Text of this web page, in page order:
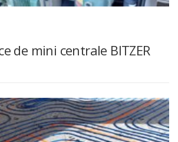
de mini centrale BITZER